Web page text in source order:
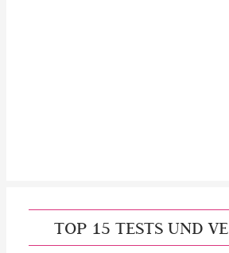
TOP 15 TESTS UND